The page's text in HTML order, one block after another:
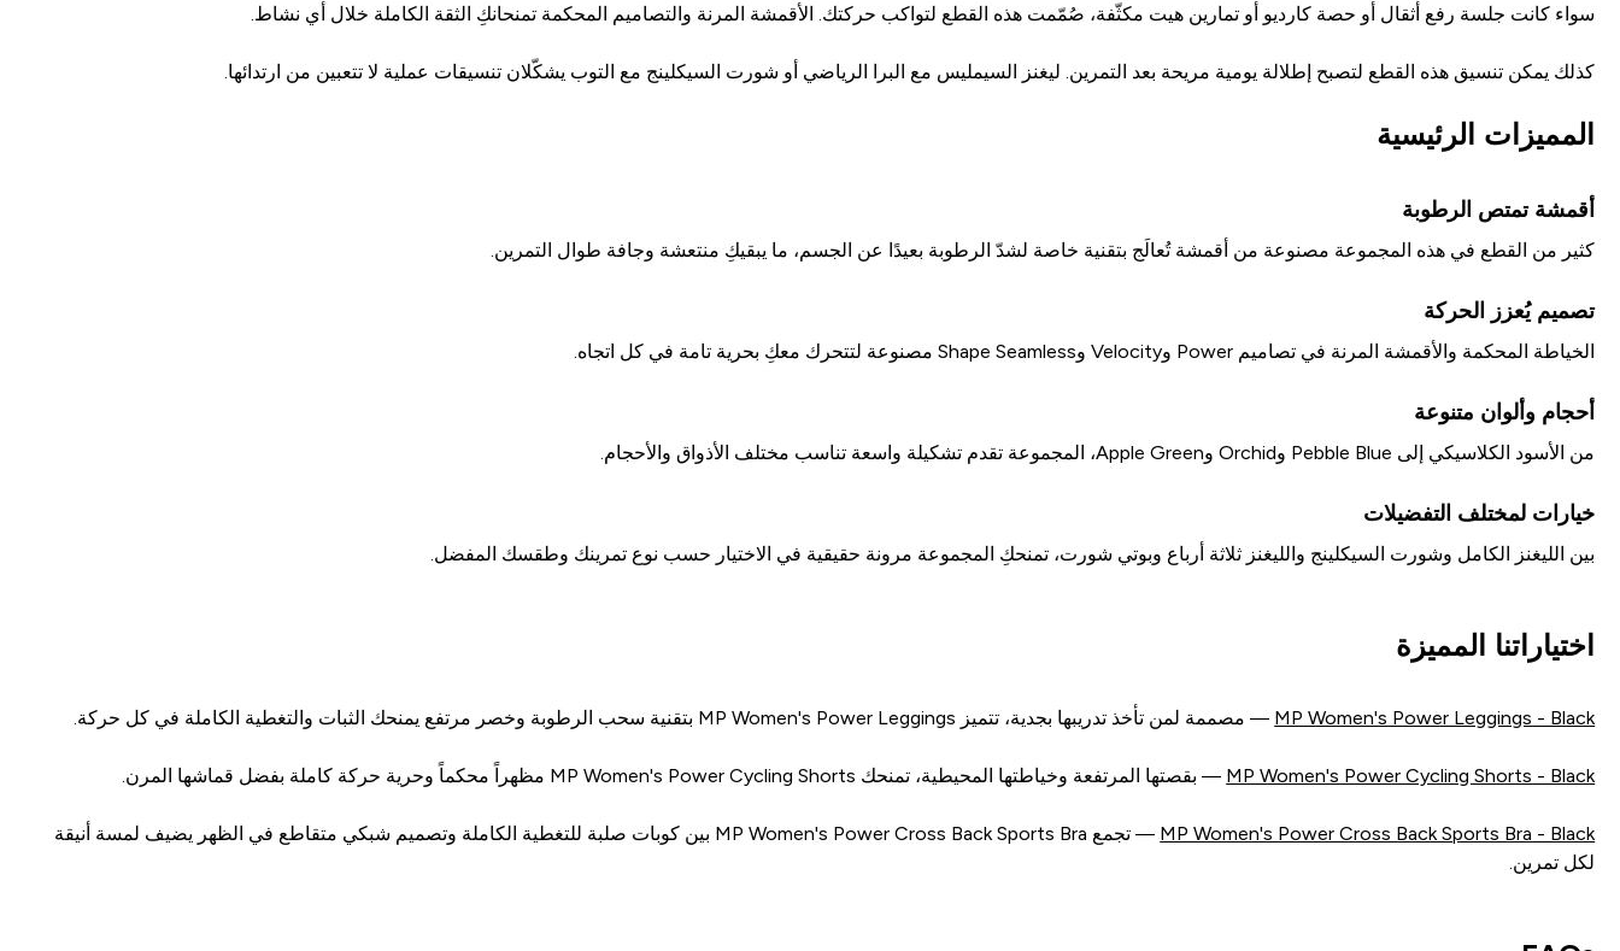
سواء كانت جلسة رفع أثقال أو حصة كارديو أو تمارين هيت مكثّفة، صُمّمت هذه القطع لتواكب حركتك. الأقمشة المرنة والتصاميم المحكمة تمنحانكِ الثقة الكاملة خلال أي نشاط.
كذلك يمكن تنسيق هذه القطع لتصبح إطلالة يومية مريحة بعد التمرين. ليغنز السيمليس مع البرا الرياضي أو شورت السيكلينج مع التوب يشكّلان تنسيقات عملية لا تتعبين من ارتدائها.
المميزات الرئيسية
أقمشة تمتص الرطوبة
كثير من القطع في هذه المجموعة مصنوعة من أقمشة تُعالَج بتقنية خاصة لشدّ الرطوبة بعيدًا عن الجسم، ما يبقيكِ منتعشة وجافة طوال التمرين.
تصميم يُعزز الحركة
الخياطة المحكمة والأقمشة المرنة في تصاميم Power وVelocity وShape Seamless مصنوعة لتتحرك معكِ بحرية تامة في كل اتجاه.
أحجام وألوان متنوعة
من الأسود الكلاسيكي إلى Pebble Blue وOrchid وApple Green، المجموعة تقدم تشكيلة واسعة تناسب مختلف الأذواق والأحجام.
خيارات لمختلف التفضيلات
بين الليغنز الكامل وشورت السيكلينج والليغنز ثلاثة أرباع وبوتي شورت، تمنحكِ المجموعة مرونة حقيقية في الاختيار حسب نوع تمرينك وطقسك المفضل.
اختياراتنا المميزة
MP Women's Power Leggings - Black — مصممة لمن تأخذ تدريبها بجدية، تتميز MP Women's Power Leggings بتقنية سحب الرطوبة وخصر مرتفع يمنحك الثبات والتغطية الكاملة في كل حركة.
MP Women's Power Cycling Shorts - Black — بقصتها المرتفعة وخياطتها المحيطية، تمنحك MP Women's Power Cycling Shorts مظهراً محكماً وحرية حركة كاملة بفضل قماشها المرن.
MP Women's Power Cross Back Sports Bra - Black
— تجمع MP Women's Power Cross Back Sports Bra بين كوبات صلبة للتغطية الكاملة وتصميم شبكي متقاطع في الظهر يضيف لمسة أنيقة
لكل تمرين.